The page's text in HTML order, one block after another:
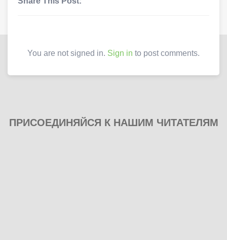
You are not signed in. Sign in to post comments.
ПРИСОЕДИНЯЙСЯ К НАШИМ ЧИТАТЕЛЯМ